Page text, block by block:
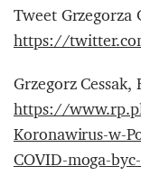
Tweet Grzegorza
https://
Grzegorz
https://
Koronawirus-w-
COVID-moga-